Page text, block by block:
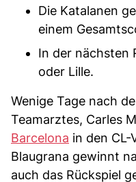
Die Katalanen
einem
In der nächsten
oder Lille.
Wenige Tage nach
Teamarztes, Carles
Barcelona in den CL-
Blaugrana gewinnt
auch das Rückspiel